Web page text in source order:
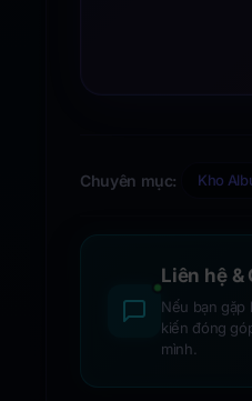
Chuyên mục: Kho
Liên hệ &
Nếu bạn gặp
kiến đóng
mình.